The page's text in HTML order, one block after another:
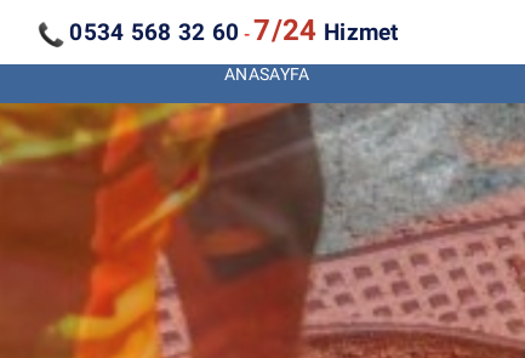
0534 568 32 60 - 7/24 Hizmet
ANASAYFA